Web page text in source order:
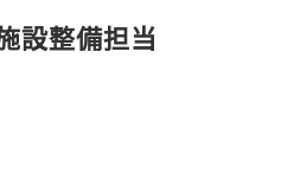
設整備担当